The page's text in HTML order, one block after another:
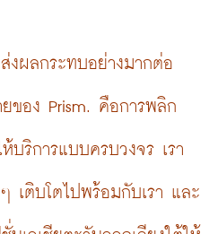
งผลกระทบอย่างมากต่อ
ของ Prism. คือการพลิก
บริการแบบครบวงจร เรา
เติบโตไปพร้อมกับเรา และ